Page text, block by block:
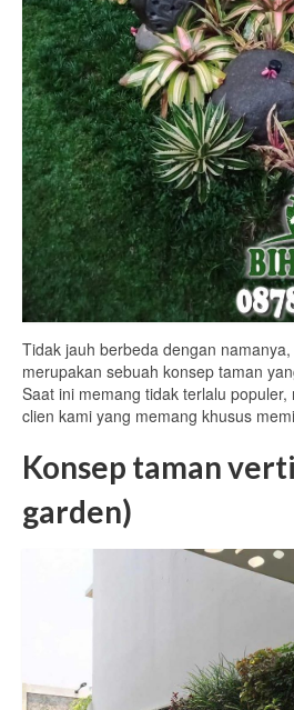
Tidak jauh berbeda dengan namanya,
merupakan sebuah konsep taman
Saat ini memang tidak terlalu
clien kami yang memang khusus
Konsep taman
garden)